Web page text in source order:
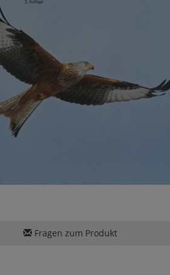
Fragen zum Produkt